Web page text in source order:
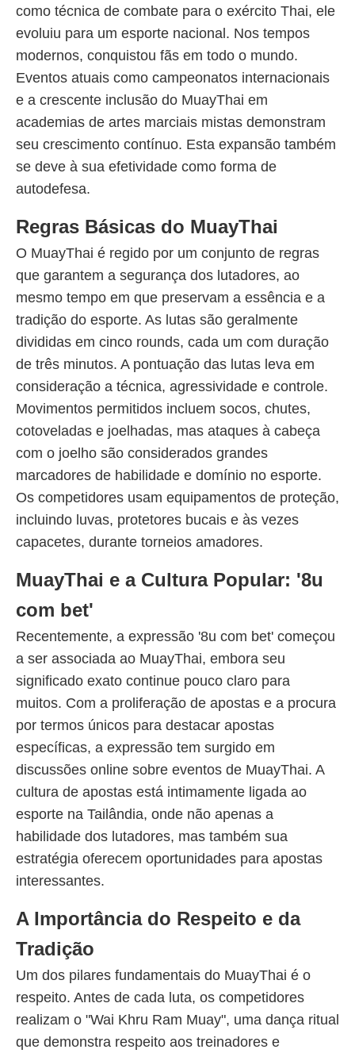
como técnica de combate para o exército Thai, ele
evoluiu para um esporte nacional. Nos tempos
modernos, conquistou fãs em todo o mundo.
Eventos atuais como campeonatos internacionais
e a crescente inclusão do MuayThai em
academias de artes marciais mistas demonstram
seu crescimento contínuo. Esta expansão também
se deve à sua efetividade como forma de
autodefesa.
Regras Básicas do MuayThai
O MuayThai é regido por um conjunto de regras
que garantem a segurança dos lutadores, ao
mesmo tempo em que preservam a essência e a
tradição do esporte. As lutas são geralmente
divididas em cinco rounds, cada um com duração
de três minutos. A pontuação das lutas leva em
consideração a técnica, agressividade e controle.
Movimentos permitidos incluem socos, chutes,
cotoveladas e joelhadas, mas ataques à cabeça
com o joelho são considerados grandes
marcadores de habilidade e domínio no esporte.
Os competidores usam equipamentos de proteção,
incluindo luvas, protetores bucais e às vezes
capacetes, durante torneios amadores.
MuayThai e a Cultura Popular: '8u
com bet'
Recentemente, a expressão '8u com bet' começou
a ser associada ao MuayThai, embora seu
significado exato continue pouco claro para
muitos. Com a proliferação de apostas e a procura
por termos únicos para destacar apostas
específicas, a expressão tem surgido em
discussões online sobre eventos de MuayThai. A
cultura de apostas está intimamente ligada ao
esporte na Tailândia, onde não apenas a
habilidade dos lutadores, mas também sua
estratégia oferecem oportunidades para apostas
interessantes.
A Importância do Respeito e da
Tradição
Um dos pilares fundamentais do MuayThai é o
respeito. Antes de cada luta, os competidores
realizam o "Wai Khru Ram Muay", uma dança ritual
que demonstra respeito aos treinadores e